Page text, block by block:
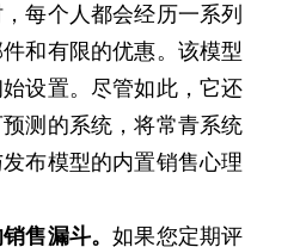
每个人都会经历一系列
和有限的优惠。该模型
设置。尽管如此，它还
测的系统，将常青系统
布模型的内置销售心理
售漏斗。如果您定期评